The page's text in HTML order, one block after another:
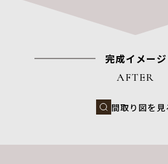
完成イメージ
AFTER
間取り図を見